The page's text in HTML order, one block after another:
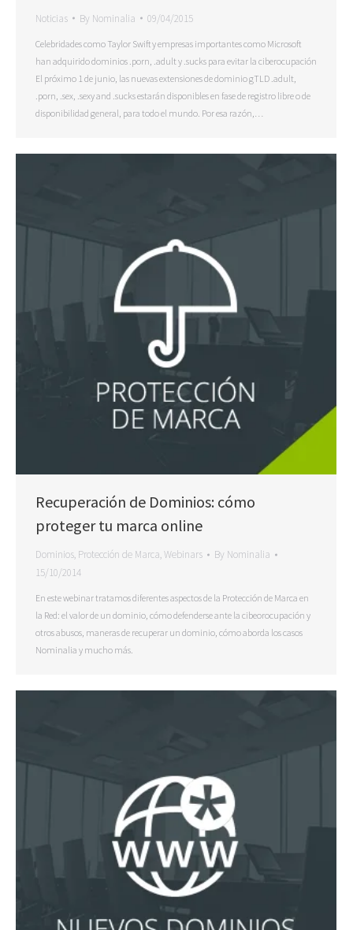
Noticias By Nominalia 09/04/2015
Celebridades como Taylor Swift y empresas importantes como Microsoft
han adquirido dominios .porn, .adult y .sucks para evitar la ciberocupación
El próximo 1 de junio, las nuevas extensiones de dominio gTLD .adult,
.porn, .sex, .sexy and .sucks estarán disponibles en fase de registro libre o de
disponibilidad general, para todo el mundo. Por esa razón,…
Recuperación de Dominios: cómo
proteger tu marca online
Dominios, Protección de Marca,Webinars By Nominalia
15/10/2014
En este webinar tratamos diferentes aspectos de la Protección de Marca en
la Red: el valor de un dominio, cómo defenderse ante la cibeorocupación y
otros abusos, maneras de recuperar un dominio, cómo aborda los casos
Nominalia y mucho más.